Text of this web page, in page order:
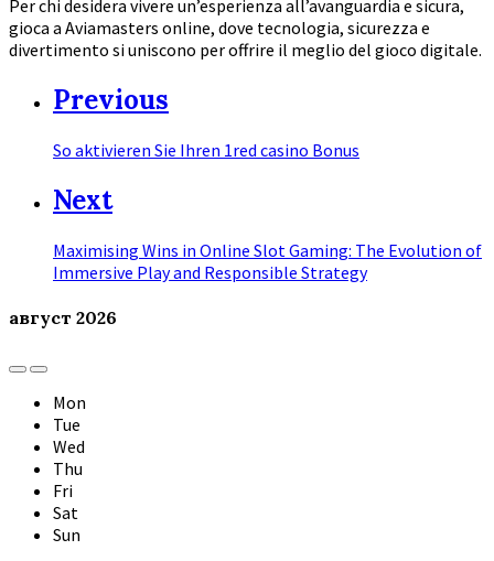
Per chi desidera vivere un’esperienza all’avanguardia e sicura,
gioca a Aviamasters online, dove tecnologia, sicurezza e
divertimento si uniscono per offrire il meglio del gioco digitale.
Previous
So aktivieren Sie Ihren 1red casino Bonus
Next
Maximising Wins in Online Slot Gaming: The Evolution of
Immersive Play and Responsible Strategy
август 2026
Previous
Month
Next
Month
Mon
Tue
Wed
Thu
Fri
Sat
Sun